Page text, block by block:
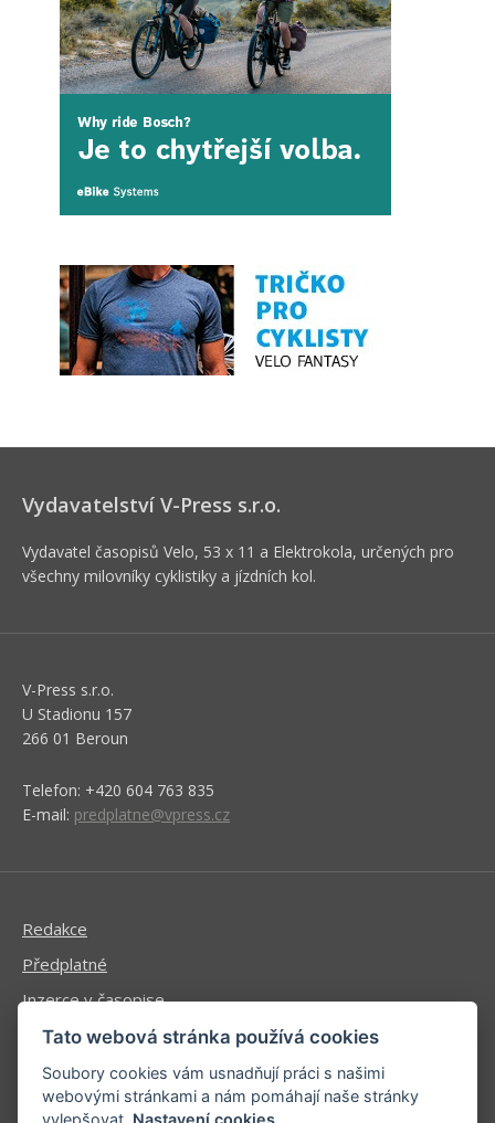
Vydavatelství V-Press s.r.o.
Vydavatel časopisů Velo, 53 x 11 a Elektrokola, určených pro
všechny milovníky cyklistiky a jízdních kol.
V-Press s.r.o.
U Stadionu 157
266 01 Beroun
Telefon: +420 604 763 835
E-mail: predplatne@vpress.cz
Redakce
Předplatné
Inzerce v časopise
Inzerce na www stránkách
Obchodní podmínky
Ochrana osobních údajů
Tato webová stránka používá cookies
Soubory cookies vám usnadňují práci s našimi
webovými stránkami a nám pomáhají naše stránky
vylepšovat. Nastavení cookies